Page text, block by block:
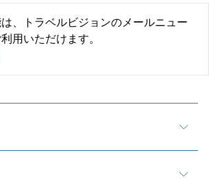
、トラベルビジョンのメールニュー
用いただけます。